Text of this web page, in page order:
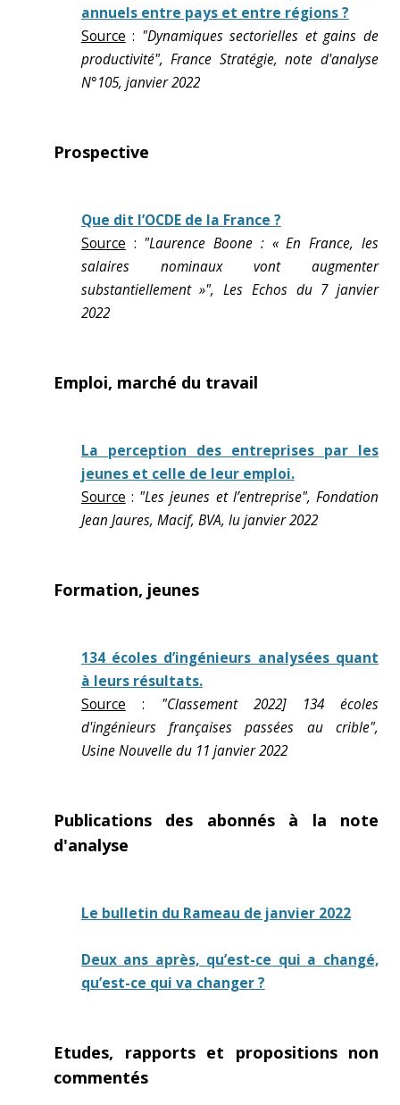
annuels entre pays et entre régions ?
Source : "Dynamiques sectorielles et gains de
productivité", France Stratégie, note d'analyse
N°105, janvier 2022
Prospective
Que dit l’OCDE de la France ?
Source : "Laurence Boone : « En France, les
salaires nominaux vont augmenter
substantiellement »", Les Echos du 7 janvier
2022
Emploi, marché du travail
La perception des entreprises par les
jeunes et celle de leur emploi.
Source : "Les jeunes et l’entreprise", Fondation
Jean Jaures, Macif, BVA, lu janvier 2022
Formation, jeunes
134 écoles d’ingénieurs analysées quant
à leurs résultats.
Source : "Classement 2022] 134 écoles
d'ingénieurs françaises passées au crible",
Usine Nouvelle du 11 janvier 2022
Publications des abonnés à la note
d'analyse
Le bulletin du Rameau de janvier 2022
Deux ans après, qu’est-ce qui a changé,
qu’est-ce qui va changer ?
Etudes, rapports et propositions non
commentés